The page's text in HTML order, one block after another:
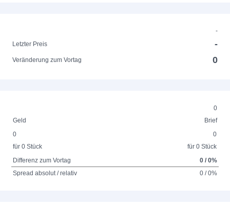
-
Letzter Preis
-
Veränderung zum Vortag 0
0
Geld
Brief
0
für 0 Stück
0
für 0 Stück
Differenz zum Vortag
0 / 0%
Spread absolut / relativ
0 / 0%